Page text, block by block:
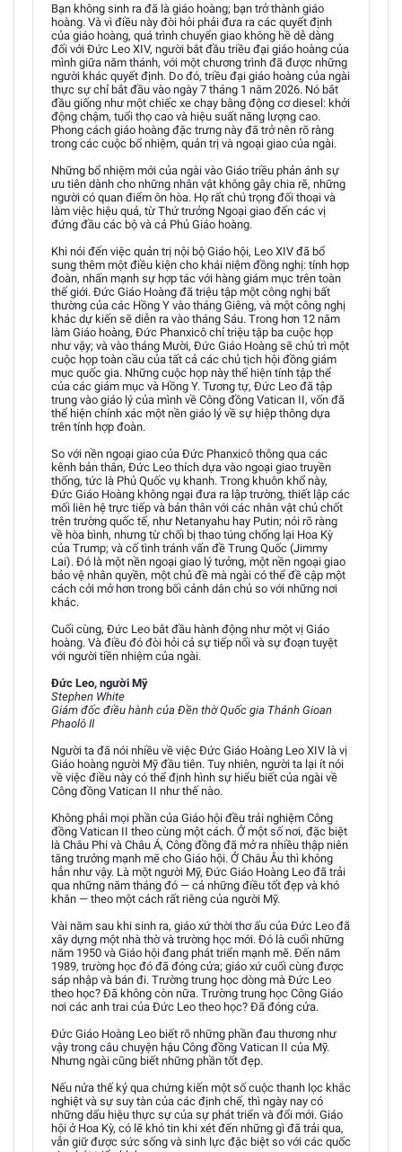
Bạn không sinh ra đã là giáo hoàng; bạn trở thành giáo
hoàng. Và vì điều này đòi hỏi phải đưa ra các quyết định
của giáo hoàng, quá trình chuyển giao không hề dễ dàng
đối với Đức Leo XIV, người bắt đầu triều đại giáo hoàng của
mình giữa năm thánh, với một chương trình đã được những
người khác quyết định. Do đó, triều đại giáo hoàng của ngài
thực sự chỉ bắt đầu vào ngày 7 tháng 1 năm 2026. Nó bắt
đầu giống như một chiếc xe chạy bằng động cơ diesel: khởi
động chậm, tuổi thọ cao và hiệu suất năng lượng cao.
Phong cách giáo hoàng đặc trưng này đã trở nên rõ ràng
trong các cuộc bổ nhiệm, quản trị và ngoại giao của ngài.
Những bổ nhiệm mới của ngài vào Giáo triều phản ánh sự
ưu tiên dành cho những nhân vật không gây chia rẽ, những
người có quan điểm ôn hòa. Họ rất chú trọng đối thoại và
làm việc hiệu quả, từ Thứ trưởng Ngoại giao đến các vị
đứng đầu các bộ và cả Phủ Giáo hoàng.
Khi nói đến việc quản trị nội bộ Giáo hội, Leo XIV đã bổ
sung thêm một điều kiện cho khái niệm đồng nghị: tính hợp
đoàn, nhấn mạnh sự hợp tác với hàng giám mục trên toàn
thế giới. Đức Giáo Hoàng đã triệu tập một công nghị bất
thường của các Hồng Y vào tháng Giêng, và một công nghị
khác dự kiến sẽ diễn ra vào tháng Sáu. Trong hơn 12 năm
làm Giáo hoàng, Đức Phanxicô chỉ triệu tập ba cuộc họp
như vậy; và vào tháng Mười, Đức Giáo Hoàng sẽ chủ trì một
cuộc họp toàn cầu của tất cả các chủ tịch hội đồng giám
mục quốc gia. Những cuộc họp này thể hiện tính tập thể
của các giám mục và Hồng Y. Tương tự, Đức Leo đã tập
trung vào giáo lý của mình về Công đồng Vatican II, vốn đã
thể hiện chính xác một nền giáo lý về sự hiệp thông dựa
trên tính hợp đoàn.
So với nền ngoại giao của Đức Phanxicô thông qua các
kênh bản thân, Đức Leo thích dựa vào ngoại giao truyền
thống, tức là Phủ Quốc vụ khanh. Trong khuôn khổ này,
Đức Giáo Hoàng không ngại đưa ra lập trường, thiết lập các
mối liên hệ trực tiếp và bản thân với các nhân vật chủ chốt
trên trường quốc tế, như Netanyahu hay Putin; nói rõ ràng
về hòa bình, nhưng từ chối bị thao túng chống lại Hoa Kỳ
của Trump; và cố tình tránh vấn đề Trung Quốc (Jimmy
Lai). Đó là một nền ngoại giao lý tưởng, một nền ngoại giao
bảo vệ nhân quyền, một chủ đề mà ngài có thể đề cập một
cách cởi mở hơn trong bối cảnh dân chủ so với những nơi
khác.
Cuối cùng, Đức Leo bắt đầu hành động như một vị Giáo
hoàng. Và điều đó đòi hỏi cả sự tiếp nối và sự đoạn tuyệt
với người tiền nhiệm của ngài.
Đức Leo, người Mỹ
Stephen White
Giám đốc điều hành của Đền thờ Quốc gia Thánh Gioan
Phaolô II
Người ta đã nói nhiều về việc Đức Giáo Hoàng Leo XIV là vị
Giáo hoàng người Mỹ đầu tiên. Tuy nhiên, người ta lại ít nói
về việc điều này có thể định hình sự hiểu biết của ngài về
Công đồng Vatican II như thế nào.
Không phải mọi phần của Giáo hội đều trải nghiệm Công
đồng Vatican II theo cùng một cách. Ở một số nơi, đặc biệt
là Châu Phi và Châu Á, Công đồng đã mở ra nhiều thập niên
tăng trưởng mạnh mẽ cho Giáo hội. Ở Châu Âu thì không
hẳn như vậy. Là một người Mỹ, Đức Giáo Hoàng Leo đã trải
qua những năm tháng đó — cả những điều tốt đẹp và khó
khăn — theo một cách rất riêng của người Mỹ.
Vài năm sau khi sinh ra, giáo xứ thời thơ ấu của Đức Leo đã
xây dựng một nhà thờ và trường học mới. Đó là cuối những
năm 1950 và Giáo hội đang phát triển mạnh mẽ. Đến năm
1989, trường học đó đã đóng cửa; giáo xứ cuối cùng được
sáp nhập và bán đi. Trường trung học dòng mà Đức Leo
theo học? Đã không còn nữa. Trường trung học Công Giáo
nơi các anh trai của Đức Leo theo học? Đã đóng cửa.
Đức Giáo Hoàng Leo biết rõ những phần đau thương như
vậy trong câu chuyện hậu Công đồng Vatican II của Mỹ.
Nhưng ngài cũng biết những phần tốt đẹp.
Nếu nửa thế kỷ qua chứng kiến một số cuộc thanh lọc khắc
nghiệt và sự suy tàn của các định chế, thì ngày nay có
những dấu hiệu thực sự của sự phát triển và đổi mới. Giáo
hội ở Hoa Kỳ, có lẽ khó tin khi xét đến những gì đã trải qua,
vẫn giữ được sức sống và sinh lực đặc biệt so với các quốc